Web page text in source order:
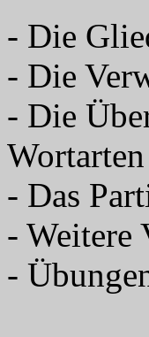
- Die
- Die
- Die
Wortarten
- Das
- Weitere
-